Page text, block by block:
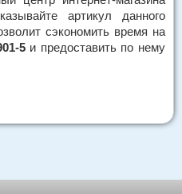
артикул данного
сэкономить время на
5и предоставить по нему